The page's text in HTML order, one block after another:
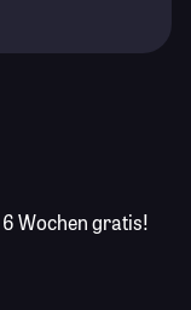
6 Wochen gratis!